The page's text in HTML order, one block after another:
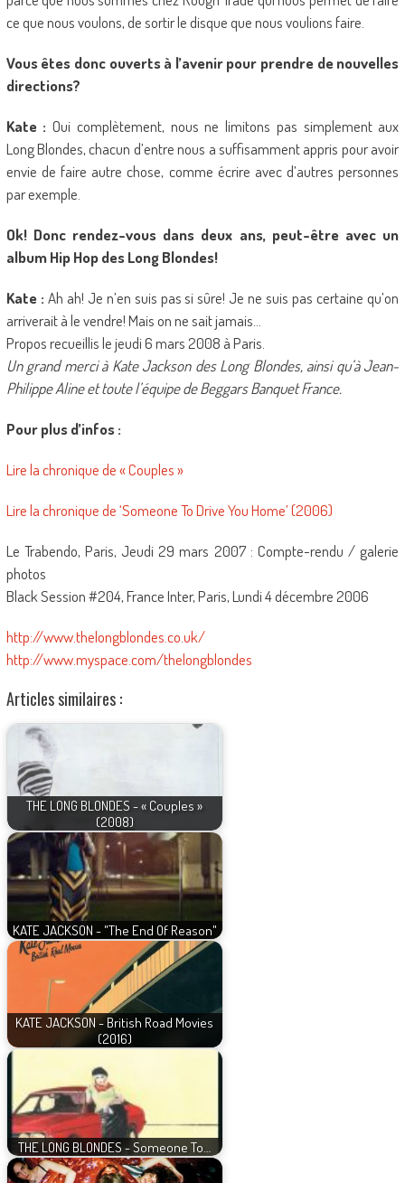
ce que nous voulons, de sortir le disque que nous voulions faire.
Vous êtes donc ouverts à l’avenir pour prendre de nouvelles
directions?
Kate : Oui complètement, nous ne limitons pas simplement aux
Long Blondes, chacun d’entre nous a suffisamment appris pour avoir
envie de faire autre chose, comme écrire avec d’autres personnes
par exemple.
Ok! Donc rendez-vous dans deux ans, peut-être avec un
album Hip Hop des Long Blondes!
Kate : Ah ah! Je n’en suis pas si sûre! Je ne suis pas certaine qu’on
arriverait à le vendre! Mais on ne sait jamais…
Propos recueillis le jeudi 6 mars 2008 à Paris.
Un grand merci à Kate Jackson des Long Blondes, ainsi qu’à Jean-
Philippe Aline et toute l’équipe de Beggars Banquet France.
Pour plus d’infos :
Lire la chronique de « Couples »
Lire la chronique de ‘Someone To Drive You Home’ (2006)
Le Trabendo, Paris, Jeudi 29 mars 2007 : Compte-rendu / galerie
photos
Black Session #204, France Inter, Paris, Lundi 4 décembre 2006
http://www.thelongblondes.co.uk/
http://www.myspace.com/thelongblondes
Articles similaires :
THE LONG BLONDES - « Couples »
(2008)
KATE JACKSON - "The End Of Reason"
KATE JACKSON - British Road Movies
(2016)
THE LONG BLONDES - Someone To…